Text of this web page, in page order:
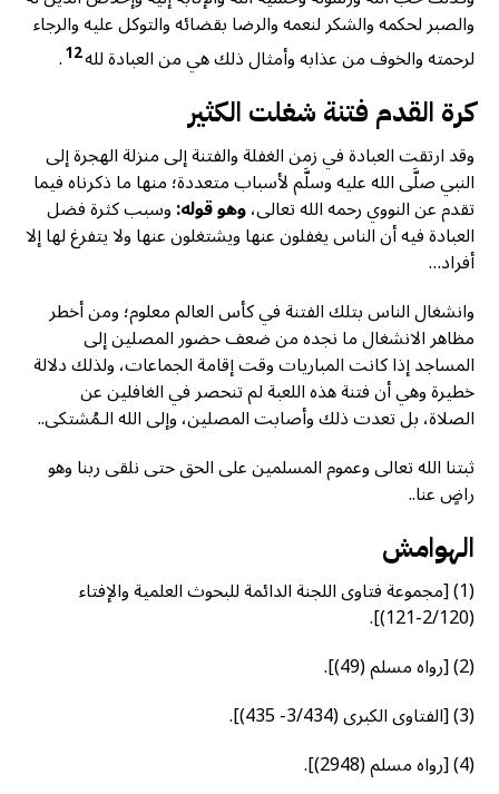
والصبر لحكمه والشكر لنعمه والرضا بقضائه والتوكل عليه والرجاء
لرحمته والخوف من عذابه وأمثال ذلك هي من العبادة لله12
.
كرة القدم فتنة شغلت الكثير
وقد ارتقت العبادة في زمن الغفلة والفتنة إلى منزلة الهجرة إلى
النبي صلَّى الله عليه وسلَّم لأسباب متعددة؛ منها ما ذكرناه فيما
تقدم عن النووي رحمه الله تعالى،وهو قوله:وسبب كثرة فضل
العبادة فيه أن الناس يغفلون عنها ويشتغلون عنها ولا يتفرغ لها إلا
أفراد…
وانشغال الناس بتلك الفتنة في كأس العالم معلوم؛ ومن أخطر
مظاهر الانشغال ما نجده من ضعف حضور المصلين إلى
المساجد إذا كانت المباريات وقت إقامة الجماعات، ولذلك دلالة
خطيرة وهي أن فتنة هذه اللعبة لم تنحصر في الغافلين عن
الصلاة، بل تعدت ذلك وأصابت المصلين، وإلى الله الـمُشتكى..
ثبتنا الله تعالى وعموم المسلمين على الحق حتى نلقى ربنا وهو
راضٍ عنا..
الهوامش
(1) [مجموعة فتاوى اللجنة الدائمة للبحوث العلمية والإفتاء
(2/120-121)].
(2) [رواه مسلم (49)].
(3) [الفتاوى الكبرى (3/434- 435)].
(4) [رواه مسلم (2948)].